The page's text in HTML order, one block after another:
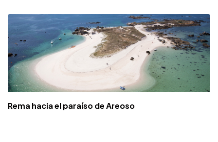
Rema hacia el paraíso de Areoso